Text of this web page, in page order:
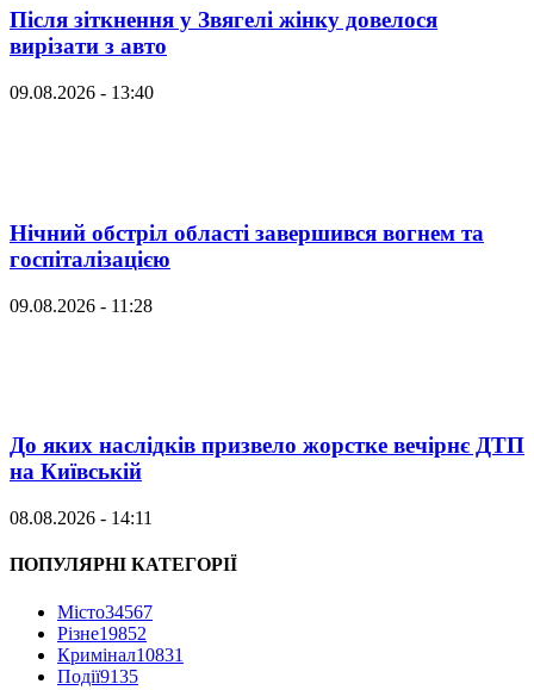
Після зіткнення у Звягелі жінку довелося
вирізати з авто
09.08.2026 - 13:40
Нічний обстріл області завершився вогнем та
госпіталізацією
09.08.2026 - 11:28
До яких наслідків призвело жорстке вечірнє ДТП
на Київській
08.08.2026 - 14:11
ПОПУЛЯРНІ КАТЕГОРІЇ
Місто34567
Різне19852
Кримінал10831
Події9135